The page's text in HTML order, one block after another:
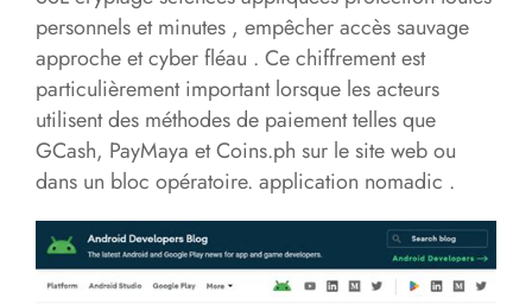
personnels et minutes , empêcher accès sauvage
approche et cyber fléau . Ce chiffrement est
particulièrement important lorsque les acteurs
utilisent des méthodes de paiement telles que
GCash, PayMaya et Coins.ph sur le site web ou
dans un bloc opératoire. application nomadic .